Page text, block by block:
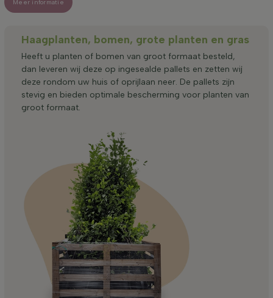
Meer informatie
Haagplanten, bomen, grote planten en gras
Heeft u planten of bomen van groot formaat besteld,
dan leveren wij deze op ingesealde pallets en zetten wij
deze rondom uw huis of oprijlaan neer. De pallets zijn
stevig en bieden optimale bescherming voor planten van
groot formaat.